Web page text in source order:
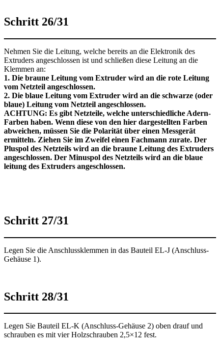
Schritt 26/31
Nehmen Sie die Leitung, welche bereits an die Elektronik des
Extruders angeschlossen ist und schließen diese Leitung an die
Klemmen an:
1. Die braune Leitung vom Extruder wird an die rote Leitung
vom Netzteil angeschlossen.
2. Die blaue Leitung vom Extruder wird an die schwarze (oder
blaue) Leitung vom Netzteil angeschlossen.
ACHTUNG: Es gibt Netzteile, welche unterschiedliche Adern-
Farben haben. Wenn diese von den hier dargestellten Farben
abweichen, müssen Sie die Polarität über einen Messgerät
ermitteln. Ziehen Sie im Zweifel einen Fachmann zurate. Der
Pluspol des Netzteils wird an die braune Leitung des Extruders
angeschlossen. Der Minuspol des Netzteils wird an die blaue
leitung des Extruders angeschlossen.
Schritt 27/31
Legen Sie die Anschlussklemmen in das Bauteil EL-J (Anschluss-
Gehäuse 1).
Schritt 28/31
Legen Sie Bauteil EL-K (Anschluss-Gehäuse 2) oben drauf und
schrauben es mit vier Holzschrauben 2,5×12 fest.